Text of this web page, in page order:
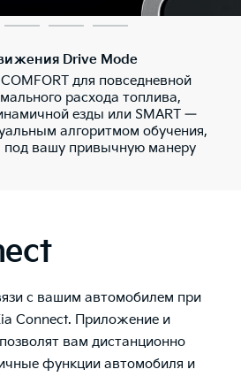
Drive Mode
для повседневной
расхода топлива,
езды или SMART —
алгоритмом обучения,
под вашу привычную манеру
с вашим автомобилем при
Connect. Приложение и
вам дистанционно
функции автомобиля и